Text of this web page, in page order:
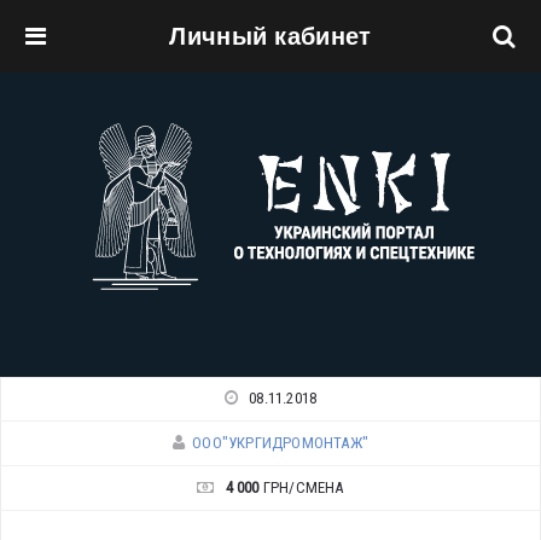
Личный кабинет
08.11.2018
ООО"УКРГИДРОМОНТАЖ"
4 000 ГРН/СМЕНА